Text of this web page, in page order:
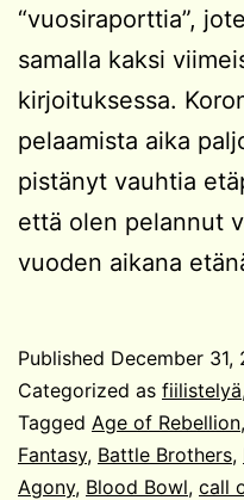
“vuosiraporttia”,
samalla kaksi
kirjoituksessa.
pelaamista aika
pistänyt vauhtia
että olen pelannut
vuoden aikana
Published December 31,
Categorized as fiilistelyä
Tagged Age of Rebellion,
Fantasy, Battle Brothers,
Agony, Blood Bowl, call